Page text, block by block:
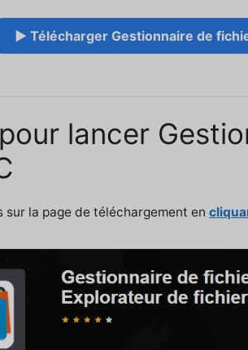
▶ Télécharger Gestionnaire de
lancer
sur la page de téléchargement en